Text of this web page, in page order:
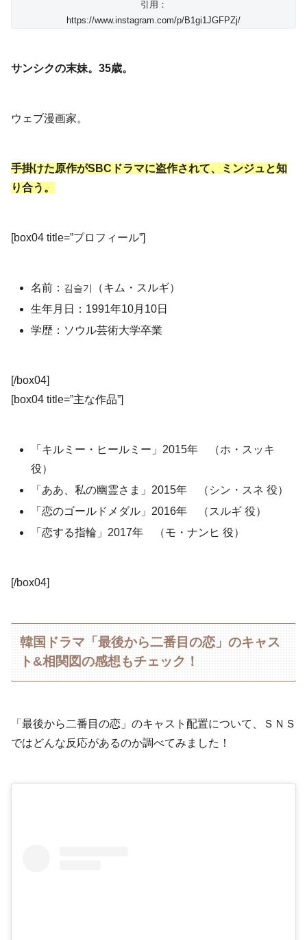
引用：
https://www.instagram.com/p/B1gi1JGFPZj/
サンシクの末妹。35歳。
ウェブ漫画家。
手掛けた原作がSBCドラマに盗作されて、ミンジュと知
り合う。
[box04 title=”プロフィール”]
名前： 김슬기
（キム・スルギ）
生年月日：1991年10月10日
学歴：ソウル芸術大学卒業
[/box04]
[box04 title=”主な作品”]
「キルミー・ヒールミー」2015年 （ホ・スッキ
役）
「ああ、私の幽霊さま」2015年 （シン・スネ 役）
「恋のゴールドメダル」2016年 （スルギ 役）
「恋する指輪」2017年 （モ・ナンヒ 役）
[/box04]
韓国ドラマ「最後から二番目の恋」のキャス
ト&相関図の感想もチェック！
「最後から二番目の恋」のキャスト配置について、ＳＮＳ
ではどんな反応があるのか調べてみました！